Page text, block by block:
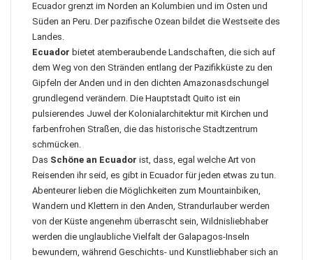
Ecuador grenzt im Norden an Kolumbien und im Osten und
Süden an Peru. Der pazifische Ozean bildet die Westseite des
Landes.
Ecuador bietet atemberaubende Landschaften, die sich auf
dem Weg von den Stränden entlang der Pazifikküste zu den
Gipfeln der Anden und in den dichten Amazonasdschungel
grundlegend verändern. Die Hauptstadt Quito ist ein
pulsierendes Juwel der Kolonialarchitektur mit Kirchen und
farbenfrohen Straßen, die das historische Stadtzentrum
schmücken.
Das Schöne an Ecuador ist, dass, egal welche Art von
Reisenden ihr seid, es gibt in Ecuador für jeden etwas zu tun.
Abenteurer lieben die Möglichkeiten zum Mountainbiken,
Wandern und Klettern in den Anden, Strandurlauber werden
von der Küste angenehm überrascht sein, Wildnisliebhaber
werden die unglaubliche Vielfalt der Galapagos-Inseln
bewundern, während Geschichts- und Kunstliebhaber sich an